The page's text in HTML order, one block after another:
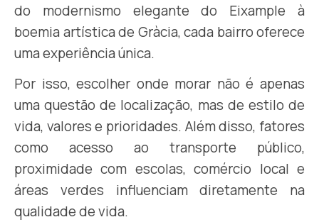
do modernismo elegante do Eixample à
boemia artística de Gràcia, cada bairro oferece
uma experiência única.
Por isso, escolher onde morar não é apenas
uma questão de localização, mas de estilo de
vida, valores e prioridades. Além disso, fatores
como acesso ao transporte público,
proximidade com escolas, comércio local e
áreas verdes influenciam diretamente na
qualidade de vida.